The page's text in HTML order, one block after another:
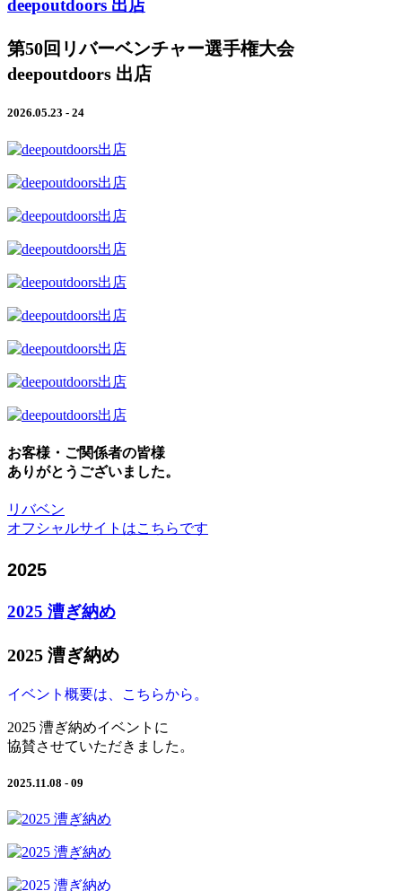
deepoutdoors 出店
第50回リバーベンチャー選手権大会
deepoutdoors 出店
2026.05.23 - 24
お客様・ご関係者の皆様
ありがとうございました。
リバベン
オフシャルサイトはこちらです
2025
2025 漕ぎ納め
2025 漕ぎ納め
イベント概要は、こちらから。
2025 漕ぎ納めイベントに
協賛させていただきました。
2025.11.08 - 09